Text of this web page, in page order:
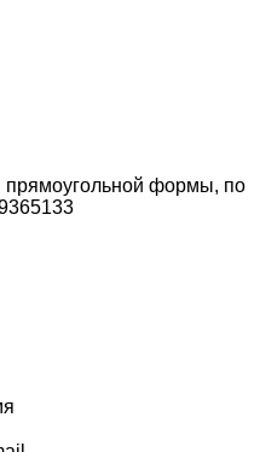
прямоугольной формы, по